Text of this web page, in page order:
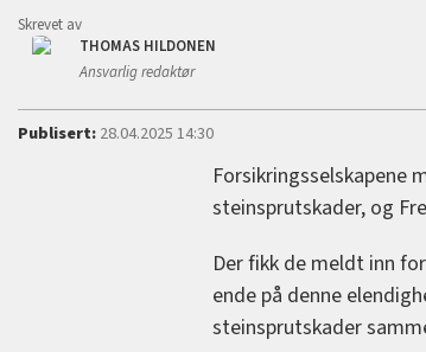
Skrevet av
THOMAS HILDONEN
Ansvarlig redaktør
Publisert:28.04.2025 14:30
Forsikringsselskapene
steinsprutskader, og
Der fikk de meldt inn
ende på denne
steinsprutskader